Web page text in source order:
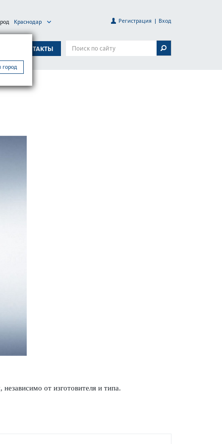
КОНТАКТЫ
город
Краснодар Регистрация Вход
от изготовителя и типа.